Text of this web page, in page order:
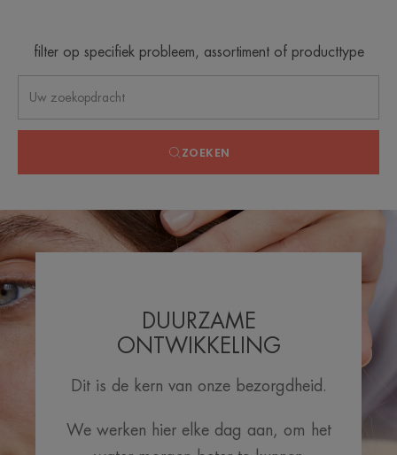
filter op specifiek probleem, assortiment of producttype
ZOEKEN
DUURZAME
ONTWIKKELING
Dit is de kern van onze bezorgdheid.
We werken hier elke dag aan, om het